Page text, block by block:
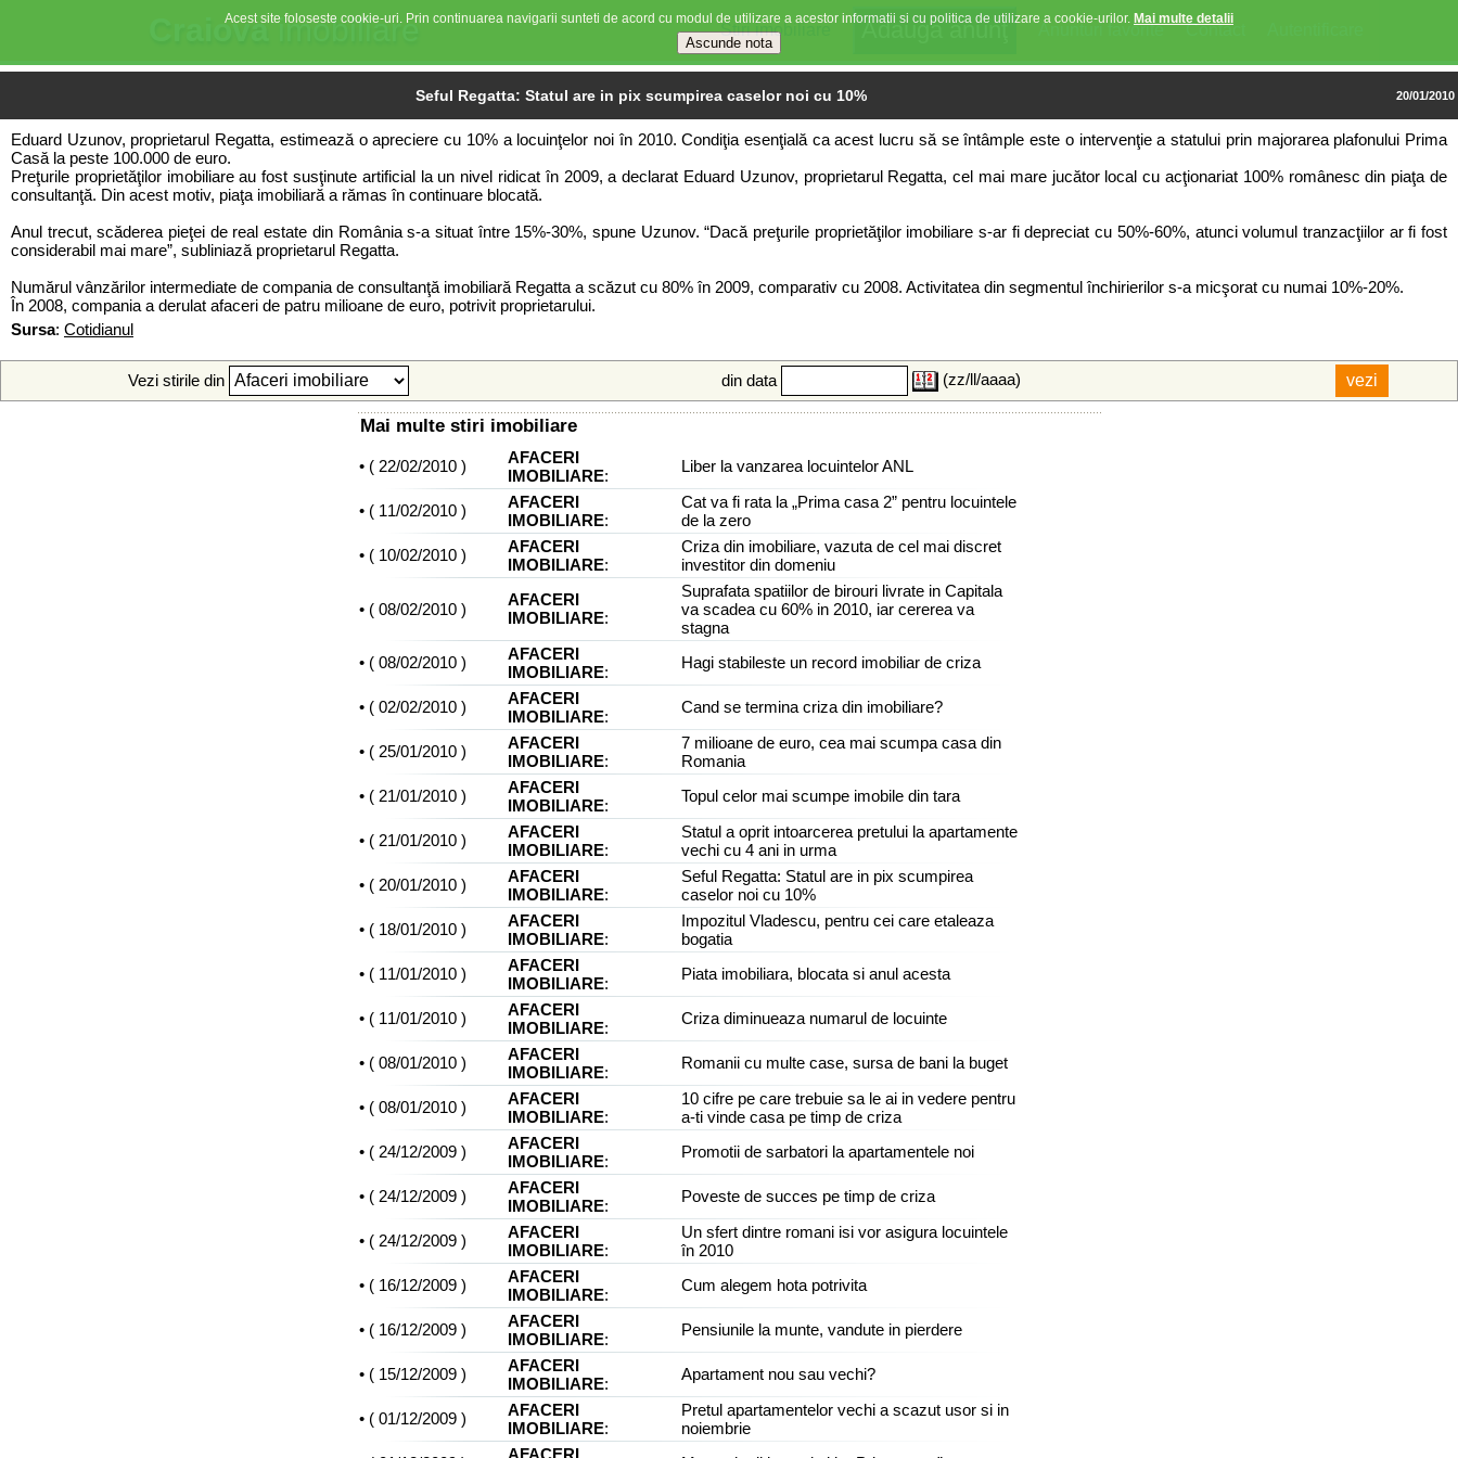
Craiovaimobiliare Contact
Anunturi favorite
Stiri imobiliare
Seful Regatta: Statul are in pix scumpirea caselor noi cu 10% 20/01/2010
Eduard Uzunov, proprietarul Regatta, estimează o apreciere cu 10% a locuinţelor noi în 2010. Condiţia esenţială ca acest lucru să se întâmple este o intervenţie a statului prin majorarea plafonului Prima
Casă la peste 100.000 de euro.
Preţurile proprietăţilor imobiliare au fost susţinute artificial la un nivel ridicat în 2009, a declarat Eduard Uzunov, proprietarul Regatta, cel mai mare jucător local cu acţionariat 100% românesc din piaţa de
consultanţă. Din acest motiv, piaţa imobiliară a rămas în continuare blocată.
Anul trecut, scăderea pieţei de real estate din România s-a situat între 15%-30%, spune Uzunov. “Dacă preţurile proprietăţilor imobiliare s-ar fi depreciat cu 50%-60%, atunci volumul tranzacţiilor ar fi fost
considerabil mai mare”, subliniază proprietarul Regatta.
Numărul vânzărilor intermediate de compania de consultanţă imobiliară Regatta a scăzut cu 80% în 2009, comparativ cu 2008. Activitatea din segmentul închirierilor s-a micşorat cu numai 10%-20%.
În 2008, compania a derulat afaceri de patru milioane de euro, potrivit proprietarului.
Sursa: Cotidianul
Vezi stirile din din data (zz/ll/aaaa)
Mai multe stiri imobiliare
• ( 22/02/2010)
AFACERI
IMOBILIARE:
Liber la vanzarea locuintelor ANL
• ( 11/02/2010)
AFACERI
IMOBILIARE:
Cat va fi rata la „Prima casa 2” pentru locuintele
de la zero
• ( 10/02/2010)
AFACERI
IMOBILIARE:
Criza din imobiliare, vazuta de cel mai discret
investitor din domeniu
• ( 08/02/2010)
AFACERI
IMOBILIARE:
Suprafata spatiilor de birouri livrate in Capitala
va scadea cu 60% in 2010, iar cererea va
stagna
• ( 08/02/2010)
AFACERI
IMOBILIARE:
Hagi stabileste un record imobiliar de criza
• ( 02/02/2010)
AFACERI
IMOBILIARE:
Cand se termina criza din imobiliare?
• ( 25/01/2010)
AFACERI
IMOBILIARE:
7 milioane de euro, cea mai scumpa casa din
Romania
• ( 21/01/2010)
AFACERI
IMOBILIARE:
Topul celor mai scumpe imobile din tara
• ( 21/01/2010)
AFACERI
IMOBILIARE:
Statul a oprit intoarcerea pretului la apartamente
vechi cu 4 ani in urma
• ( 20/01/2010)
AFACERI
IMOBILIARE:
Seful Regatta: Statul are in pix scumpirea
caselor noi cu 10%
• ( 18/01/2010)
AFACERI
IMOBILIARE:
Impozitul Vladescu, pentru cei care etaleaza
bogatia
• ( 11/01/2010)
AFACERI
IMOBILIARE:
Piata imobiliara, blocata si anul acesta
• ( 11/01/2010)
AFACERI
IMOBILIARE:
Criza diminueaza numarul de locuinte
• ( 08/01/2010)
AFACERI
IMOBILIARE:
Romanii cu multe case, sursa de bani la buget
• ( 08/01/2010)
AFACERI
IMOBILIARE:
10 cifre pe care trebuie sa le ai in vedere pentru
a-ti vinde casa pe timp de criza
• ( 24/12/2009)
AFACERI
IMOBILIARE:
Promotii de sarbatori la apartamentele noi
• ( 24/12/2009)
AFACERI
IMOBILIARE:
Poveste de succes pe timp de criza
• ( 24/12/2009)
AFACERI
IMOBILIARE:
Un sfert dintre romani isi vor asigura locuintele
în 2010
• ( 16/12/2009)
AFACERI
IMOBILIARE:
Cum alegem hota potrivita
• ( 16/12/2009)
AFACERI
IMOBILIARE:
Pensiunile la munte, vandute in pierdere
• ( 15/12/2009)
AFACERI
IMOBILIARE:
Apartament nou sau vechi?
• ( 01/12/2009)
AFACERI
IMOBILIARE:
Pretul apartamentelor vechi a scazut usor si in
noiembrie
AFACERI
Acest site foloseste cookie-uri. Prin continuarea navigarii sunteti de acord cu modul de utilizare a acestor informatii si cu politica de utilizare a cookie-urilor. Mai multe detalii